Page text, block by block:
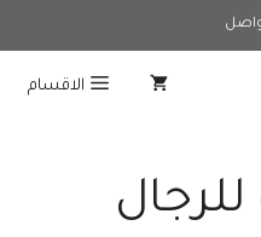
الاقسام